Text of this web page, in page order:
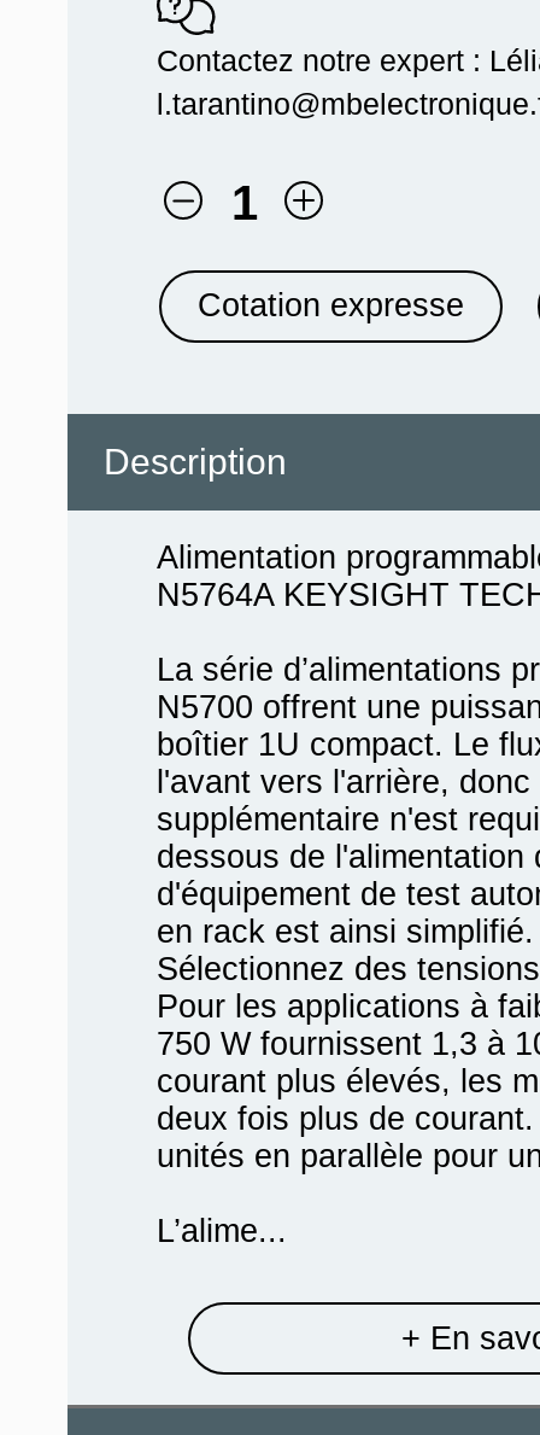
Contactez notre expert :
1
Cotation expresse
Description
Alimentation
N5764A KEYSIGHT
La série d’alimentations
N5700 offrent une
boîtier 1U compact. Le
l'avant vers l'arrière,
supplémentaire n'est
dessous de l'alimentation
d'équipement de test
en rack est ainsi simplifié.
Sélectionnez des
Pour les applications à
750 W fournissent 1,3 à
courant plus élevés, les
deux fois plus de
unités en parallèle pour
L’alime...
+ En